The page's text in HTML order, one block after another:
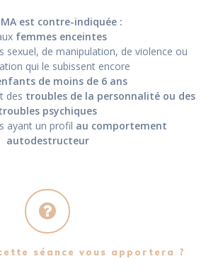
est contre-indiquée :
femmes enceintes
sexuel, de manipulation, de violence ou
qui le subissent encore
de moins de 6 ans
des troubles de la personnalité ou des
psychiques
ayant un profil au comportement
autodestructeur
séance vous apportera ?